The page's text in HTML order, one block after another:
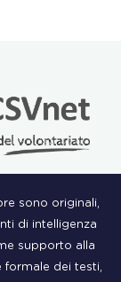
sono originali,
di intelligenza
supporto alla
formale dei testi,